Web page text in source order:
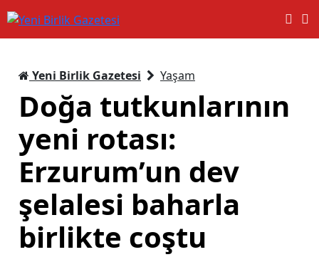
Yeni Birlik Gazetesi Yaşam
Doğa tutkunlarının
yeni rotası:
Erzurum’un dev
şelalesi baharla
birlikte coştu